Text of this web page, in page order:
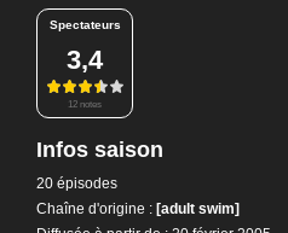
Spectateurs
3,4
12 notes
Infos saison
20 épisodes
Chaîne d'origine : [adult swim]